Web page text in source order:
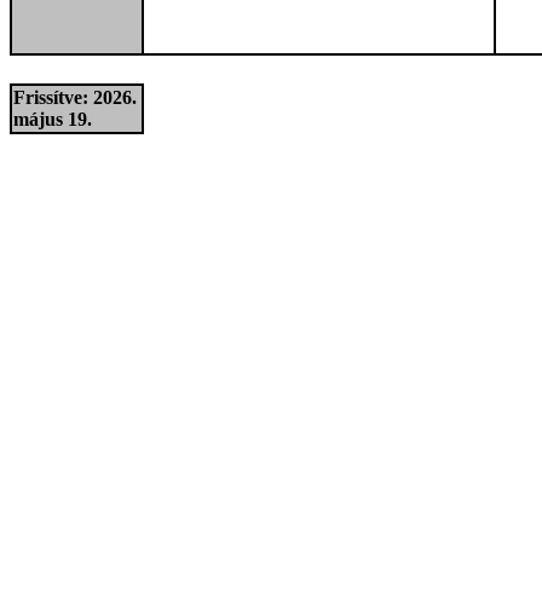
Frissítve: 2026.
május 19.